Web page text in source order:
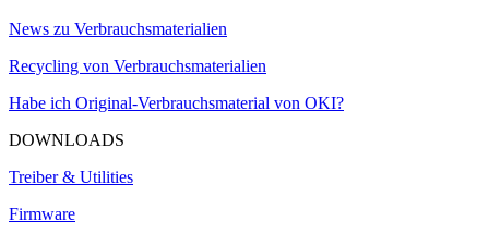
News zu Verbrauchsmaterialien
Recycling von Verbrauchsmaterialien
Habe ich Original-Verbrauchsmaterial von OKI?
DOWNLOADS
Treiber & Utilities
Firmware